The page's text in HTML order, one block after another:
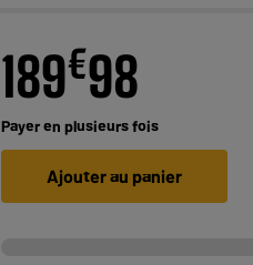
189€98
Payer en plusieurs fois
Ajouter au panier